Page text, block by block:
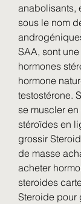
anabolisants,
sous le nom
SAA, sont
hormones
hormone
testostérone.
se muscler
stéroïdes en
grossir
de masse
acheter
steroides
Steroide pour